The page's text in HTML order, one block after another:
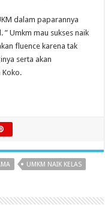
dalam paparannya
Umkm mau sukses naik
fluence karena tak
serta akan
Koko.
UMKM NAIK KELAS